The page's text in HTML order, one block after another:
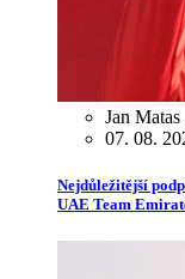
Jan Matas
07. 08.
Nejdůležitější
UAE Team